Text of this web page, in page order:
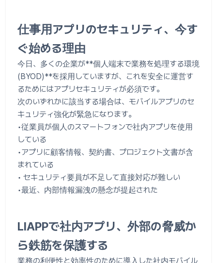
仕事用アプリのセキュリティ、今す
ぐ始める理由
今日、多くの企業が**個人端末で業務を処理する環境
(BYOD)**を採用していますが、これを安全に運営す
るためにはアプリセキュリティが必須です。
次のいずれかに該当する場合は、モバイルアプリのセ
キュリティ強化が緊急になります。
•従業員が個人のスマートフォンで社内アプリを使用
している
•アプリに顧客情報、契約書、プロジェクト文書が含
まれている
• セキュリティ要員が不足して直接対応が難しい
•最近、内部情報漏洩の懸念が提起された
LIAPPで社内アプリ、外部の脅威か
ら鉄筋を保護する
業務の利便性と効率性のために導入した社内モバイル